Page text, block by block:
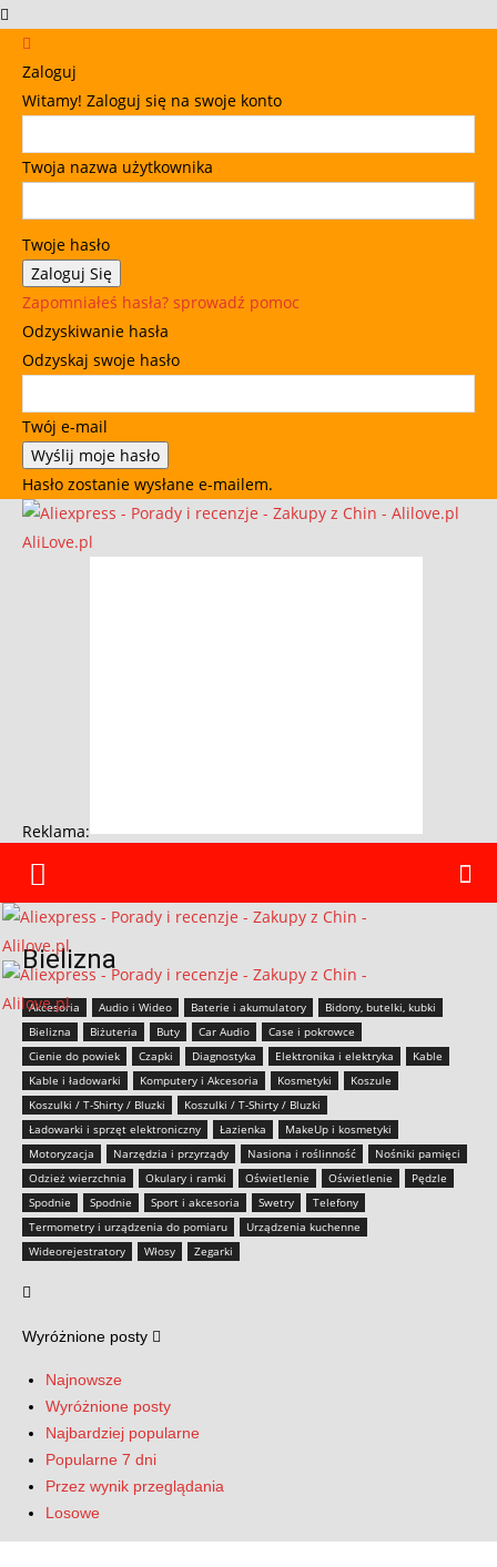
Zaloguj
Witamy! Zaloguj się na swoje konto
Twoja nazwa użytkownika
Twoje hasło
Zapomniałeś hasła? sprowadź pomoc
Odzyskiwanie hasła
Odzyskaj swoje hasło
Twój e-mail
Hasło zostanie wysłane e-mailem.
AliLove.pl
Reklama:
Bielizna
Akcesoria Audio i Wideo Baterie i akumulatory
Bidony, butelki, kubki
Bielizna
Biżuteria Buty Car Audio
Case i pokrowce
Cienie do powiek
Czapki Diagnostyka Elektronika i elektryka
Kable
Kable i ładowarki
Komputery i Akcesoria Kosmetyki
Koszule
Koszulki / T-Shirty / Bluzki
Koszulki / T-Shirty / Bluzki
Ładowarki i sprzęt elektroniczny
Łazienka
MakeUp i kosmetyki
Motoryzacja
Narzędzia i przyrządy Nasiona i roślinność
Nośniki pamięci
Odzież wierzchnia
Okulary i ramki Oświetlenie Oświetlenie
Pędzle
Spodnie
Spodnie Sport i akcesoria Swetry
Telefony
Termometry i urządzenia do pomiaru
Urządzenia kuchenne
Wideorejestratory
Włosy Zegarki
Wyróżnione posty
Najnowsze
Wyróżnione posty
Najbardziej popularne
Popularne 7 dni
Przez wynik przeglądania
Losowe